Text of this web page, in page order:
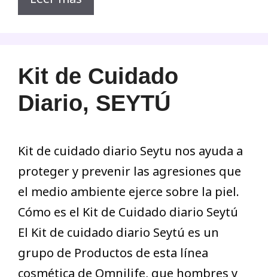
Kit de Cuidado
Diario, SEYTÚ
Kit de cuidado diario Seytu nos ayuda a
proteger y prevenir las agresiones que
el medio ambiente ejerce sobre la piel.
Cómo es el Kit de Cuidado diario Seytú
El Kit de cuidado diario Seytú es un
grupo de Productos de esta línea
cosmética de Omnilife, que hombres y